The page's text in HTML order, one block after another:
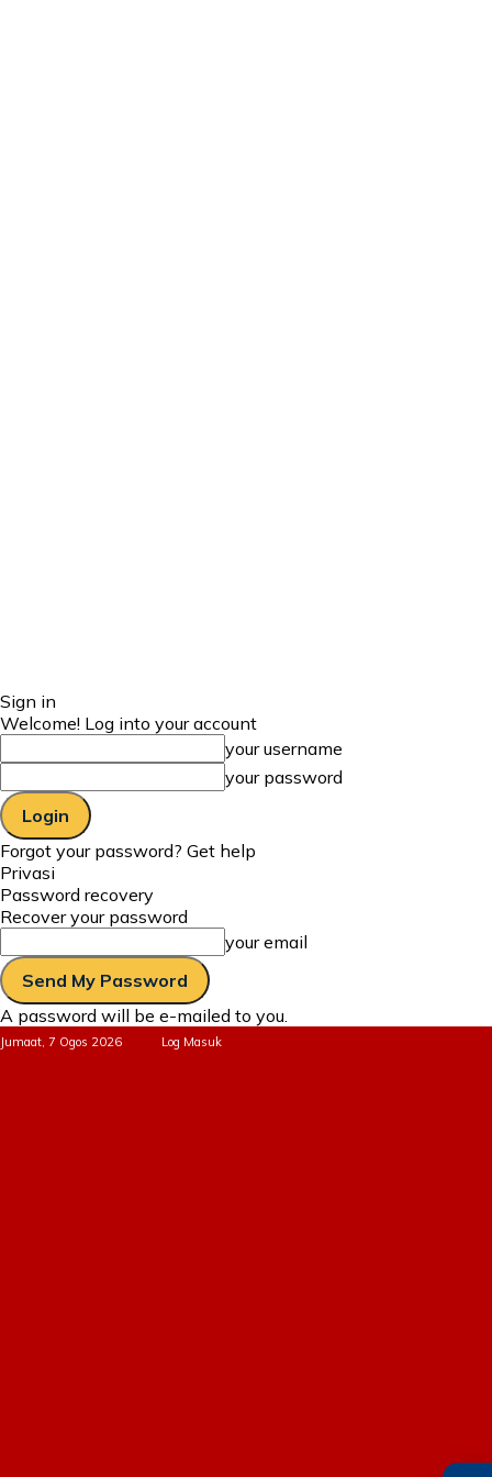
Sign in
Welcome! Log into your account
your username
your password
Forgot your password? Get help
Privasi
Password recovery
Recover your password
your email
A password will be e-mailed to you.
Jumaat, 7 Ogos 2026 Log Masuk